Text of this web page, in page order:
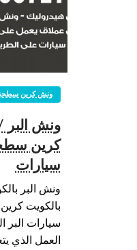
ونش كرين
كرين
سيارات
ونش البر
بالكويت
سيارات البر
العمل الذي